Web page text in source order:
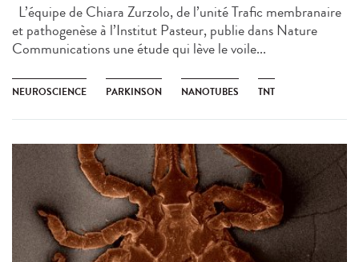
L’équipe de Chiara Zurzolo, de l’unité Trafic membranaire
et pathogenèse à l’Institut Pasteur, publie dans Nature
Communications une étude qui lève le voile...
NEUROSCIENCE PARKINSON NANOTUBES TNT